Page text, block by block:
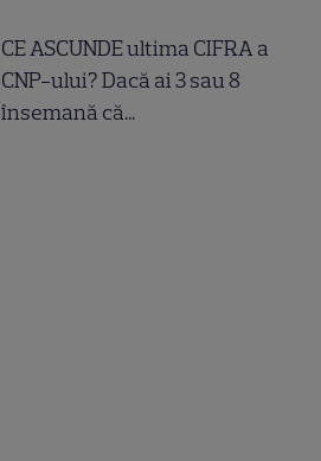
CE ASCUNDE ultima CIFRA a
CNP-ului? Dacă ai 3 sau 8
însemană că...